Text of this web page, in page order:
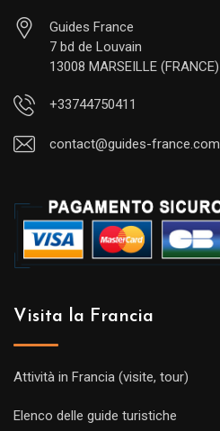
Guides France
7 bd de Louvain
13008 MARSEILLE (FRANCE)
+33744750411
contact@guides-france.com
Visita la Francia
Attività in Francia (visite, tour)
Elenco delle guide turistiche